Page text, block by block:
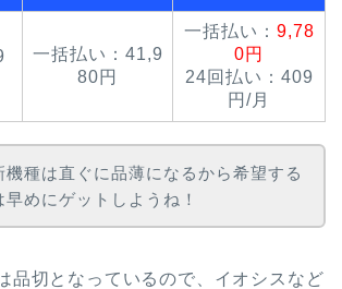
一括払い：41,9
80円
一括払い： 9,78
0円
24回払い：409
円/月
機種は直ぐに品薄になるから希望する
早めにゲットしようね！
品切となっているので、イオシスなど